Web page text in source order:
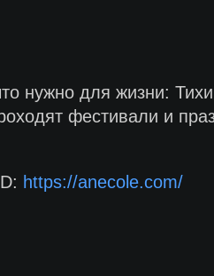
нужно для жизни:
фестивали и
https://anecole.com/